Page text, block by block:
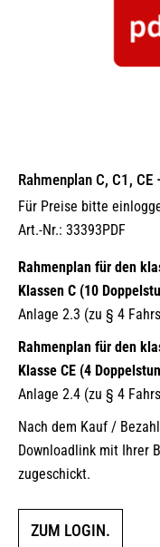
Rahmenplan C, C1, CE
Für Preise bitte
Art.-Nr.: 33393PDF
Rahmenplan für den
Klassen C (10
Anlage 2.3 (zu § 4
Rahmenplan für den
Klasse CE (4
Anlage 2.4 (zu § 4
Nach dem Kauf /
Downloadlink mit Ihrer
zugeschickt.
ZUM LOGIN.